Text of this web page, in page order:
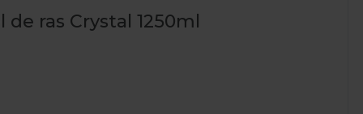
ras Crystal 1250ml